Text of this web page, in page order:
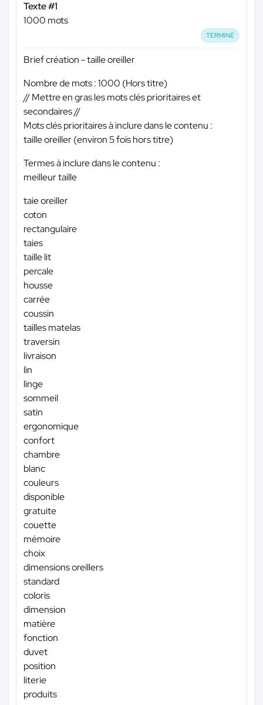
Texte #1
1000 mots
TERMINÉ
Brief création - taille oreiller
Nombre de mots : 1000 (Hors titre)
// Mettre en gras les mots clés prioritaires et
secondaires //
Mots clés prioritaires à inclure dans le contenu :
taille oreiller (environ 5 fois hors titre)
Termes à inclure dans le contenu :
meilleur taille
taie oreiller
coton
rectangulaire
taies
taille lit
percale
housse
carrée
coussin
tailles matelas
traversin
livraison
lin
linge
sommeil
satin
ergonomique
confort
chambre
blanc
couleurs
disponible
gratuite
couette
mémoire
choix
dimensions oreillers
standard
coloris
dimension
matière
fonction
duvet
position
literie
produits